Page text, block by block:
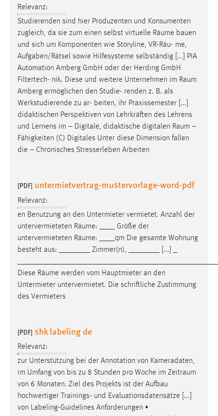
Relevanz:
Studierenden sind hier Produzenten und Konsumenten
zugleich, da sie zum einen selbst virtuelle Räume bauen
und sich um Komponenten wie Storyline, VR-Räu- me,
Aufgaben/Rätsel sowie Hilfesysteme selbständig [...] PIA
Automation Amberg GmbH oder der Herding GmbH
Filtertech- nik. Diese und weitere Unternehmen im Raum
Amberg ermöglichen den Studie- renden z. B. als
Werkstudierende zu ar- beiten, ihr Praxissemester [...]
didaktischen Perspektiven von Lehrkräften des Lehrens
und Lernens im – Digitale, didaktische digitalen Raum –
Fähigkeiten (C) Digitales Unter diese Dimension fallen
die – Chronisches Stresserleben Arbeiten
[PDF] untermietvertrag-mustervorlage-word-pdf
Relevanz:
en Benutzung an den Untermieter vermietet. Anzahl der
untervermieteten Räume: ____ Größe der
untervermieteten Räume: ____qm Die gesamte Wohnung
besteht aus: ________ Zimmer(n), ________ [...] _
Diese Räume werden vom Hauptmieter an den
Untermieter untervermietet. Die schriftliche Zustimmung
des Vermieters
[PDF] shk labeling de
Relevanz:
zur Unterstützung bei der Annotation von Kameradaten,
im Umfang von bis zu 8 Stunden pro Woche im Zeitraum
von 6 Monaten. Ziel des Projekts ist der Aufbau
hochwertiger Trainings- und Evaluationsdatensätze [...]
von Labeling-Guidelines Anforderungen •